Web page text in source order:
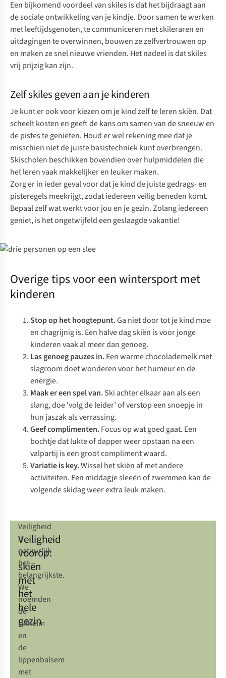
Een bijkomend voordeel van skiles is dat het bijdraagt aan
de sociale ontwikkeling van je kindje. Door samen te werken
met leeftijdsgenoten, te communiceren met skileraren en
uitdagingen te overwinnen, bouwen ze zelfvertrouwen op
en maken ze snel nieuwe vrienden. Het nadeel is dat skiles
vrij prijzig kan zijn.
Zelf skiles geven aan je kinderen
Je kunt er ook voor kiezen om je kind zelf te leren skiën. Dat
scheelt kosten en geeft de kans om samen van de sneeuw en
de pistes te genieten. Houd er wel rekening mee dat je
misschien niet de juiste basistechniek kunt overbrengen.
Skischolen beschikken bovendien over hulpmiddelen die
het leren vaak makkelijker en leuker maken.
Zorg er in ieder geval voor dat je kind de juiste gedrags- en
pisteregels meekrijgt, zodat iedereen veilig beneden komt.
Bepaal zelf wat werkt voor jou en je gezin. Zolang iedereen
geniet, is het ongetwijfeld een geslaagde vakantie!
Overige tips voor een wintersport met
kinderen
Stop op het hoogtepunt.Ga niet door tot je kind moe
en chagrijnig is. Een halve dag skiën is voor jonge
kinderen vaak al meer dan genoeg.
Las genoeg pauzes in.Een warme chocolademelk met
slagroom doet wonderen voor het humeur en de
energie.
Maak er een spel van.Ski achter elkaar aan als een
slang, doe ‘volg de leider’ of verstop een snoepje in
hun jaszak als verrassing.
Geef complimenten.Focus op wat goed gaat. Een
bochtje dat lukte of dapper weer opstaan na een
valpartij is een groot compliment waard.
Variatie is key.Wissel het skiën af met andere
activiteiten. Een middagje sleeën of zwemmen kan de
volgende skidag weer extra leuk maken.
Veiligheid
voorop:
skiën
met
het
hele
gezin
Veiligheid
is
natuurlijk
het
belangrijkste.
We
noemden
de
skihelm
en
de
lippenbalsem
met